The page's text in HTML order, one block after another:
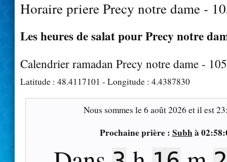
Horaire priere Precy notre dame -
Les heures de salat pour Precy notre
Calendrier ramadan Precy notre dame -
Latitude : 48.4117101 - Longitude : 4.4387830
Nous sommes le6 août 2026 et il est
Prochaine prière : Subhà